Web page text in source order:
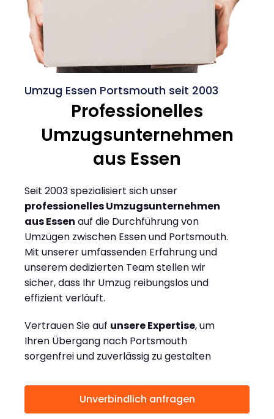
Umzug Essen Portsmouth seit 2003
Professionelles
Umzugsunternehmen
aus Essen
Seit 2003 spezialisiert sich unser
professionelles Umzugsunternehmen
aus Essen auf die Durchführung von
Umzügen zwischen Essen und Portsmouth.
Mit unserer umfassenden Erfahrung und
unserem dedizierten Team stellen wir
sicher, dass Ihr Umzug reibungslos und
effizient verläuft.
Vertrauen Sie auf unsere Expertise, um
Ihren Übergang nach Portsmouth
sorgenfrei und zuverlässig zu gestalten
Unverbindlich anfragen